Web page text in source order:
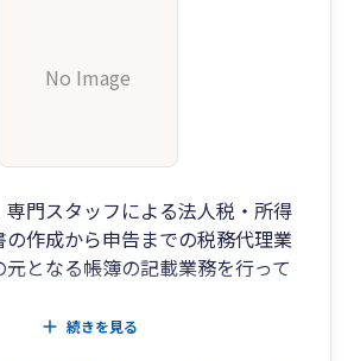
No Image
専門スタッフによる法人税・所得
作成から申告までの税務代理業
となる帳簿の記載業務を行って
記帳や、その後の決算・申告に関
続きを見る